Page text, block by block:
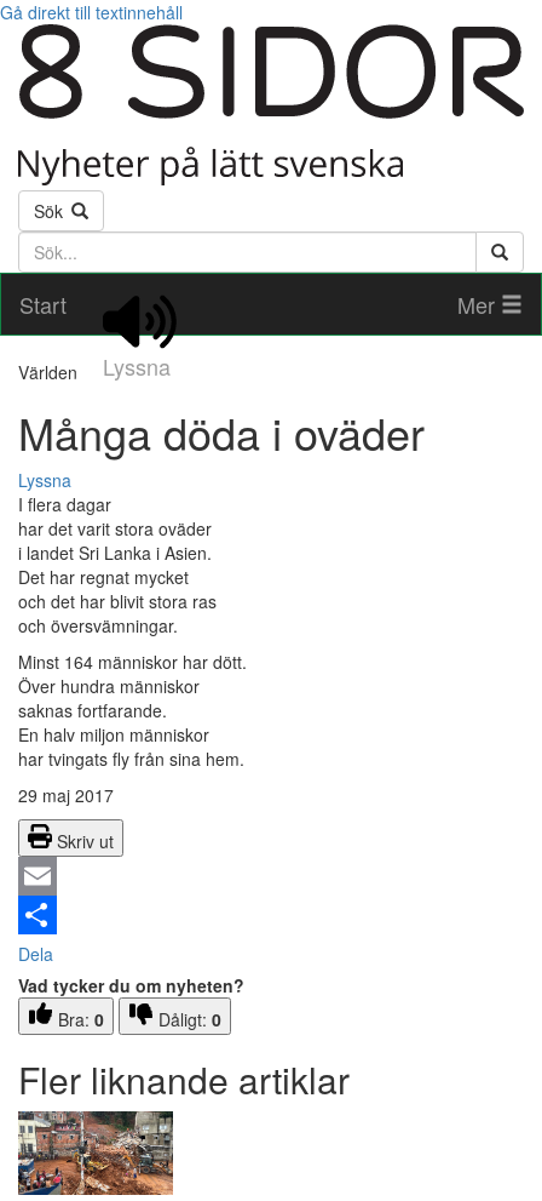
Gå direkt till textinnehåll
Sök
Söktext
Start
Lyssna
Mer
Världen
Många döda i oväder
Lyssna
I flera dagar
har det varit stora oväder
i landet Sri Lanka i Asien.
Det har regnat mycket
och det har blivit stora ras
och översvämningar.
Minst 164 människor har dött.
Över hundra människor
saknas fortfarande.
En halv miljon människor
har tvingats fly från sina hem.
29 maj 2017
Skriv ut
Email
Dela
Vad tycker du om nyheten?
Bra: 0 Dåligt: 0
Fler liknande artiklar